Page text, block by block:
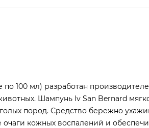
100 мл) разработан
Шампунь Iv San Bernard
пород. Средство бережно
кожных воспалений и